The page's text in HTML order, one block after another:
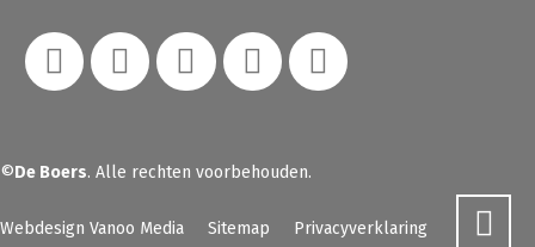
©De Boers. Alle rechten voorbehouden.
Webdesign Vanoo Media Sitemap Privacyverklaring